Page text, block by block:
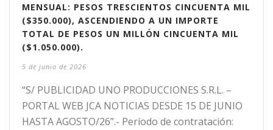
MENSUAL: PESOS TRESCIENTOS CINCUENTA MIL
($350.000), ASCENDIENDO A UN IMPORTE
TOTAL DE PESOS UN MILLÓN CINCUENTA MIL
($1.050.000).
5 de junio de 2026
“S/ PUBLICIDAD UNO PRODUCCIONES S.R.L. –
PORTAL WEB JCA NOTICIAS DESDE 15 DE JUNIO
HASTA AGOSTO/26”.- Período de contratación: